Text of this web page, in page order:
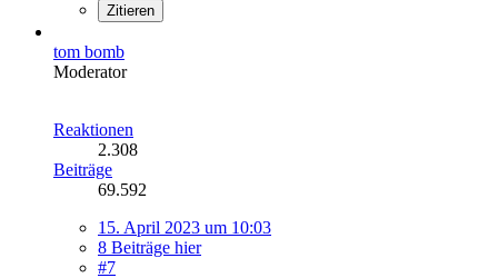
Zitieren
tom bomb
Moderator
Reaktionen
2.308
Beiträge
69.592
15. April 2023 um 10:03
8 Beiträge hier
#7